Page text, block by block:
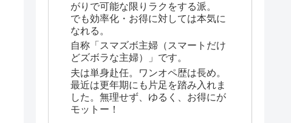
がりで可能な限りラクをする派。
でも効率化・お得に対しては本気に
なれる。
自称「スマズボ主婦（スマートだけ
どズボラな主婦）」です。
夫は単身赴任。ワンオペ歴は長め。
最近は更年期にも片足を踏み入れま
した。無理せず、ゆるく、お得にが
モットー！